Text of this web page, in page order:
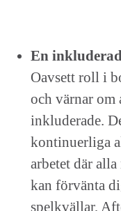
En
Oavsett roll i
och värnar om
inkluderade.
kontinuerliga
arbetet där
kan förvänta
spelkvällar,